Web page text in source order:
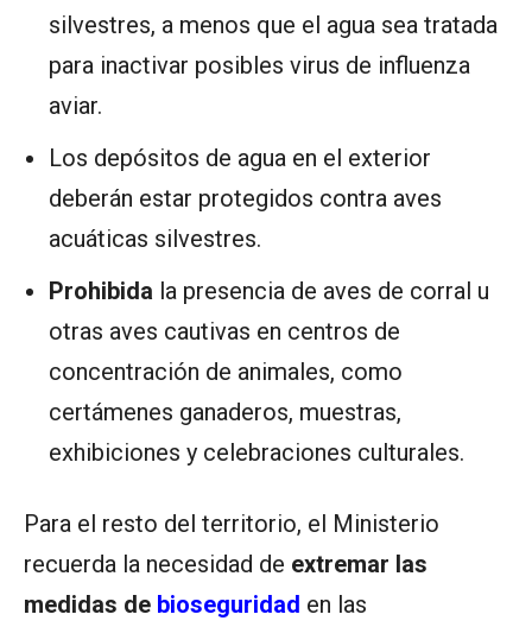
silvestres, a menos que el agua sea tratada
para inactivar posibles virus de influenza
aviar.
Los depósitos de agua en el exterior
deberán estar protegidos contra aves
acuáticas silvestres.
Prohibida la presencia de aves de corral u
otras aves cautivas en centros de
concentración de animales, como
certámenes ganaderos, muestras,
exhibiciones y celebraciones culturales.
Para el resto del territorio, el Ministerio
recuerda la necesidad de extremar las
medidas de bioseguridad en las